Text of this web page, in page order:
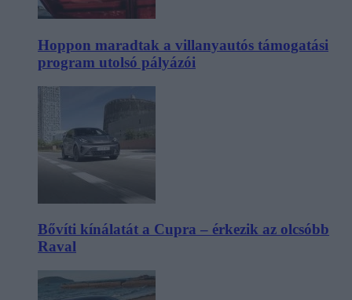
Hoppon maradtak a villanyautós támogatási
program utolsó pályázói
Bővíti kínálatát a Cupra – érkezik az olcsóbb
Raval